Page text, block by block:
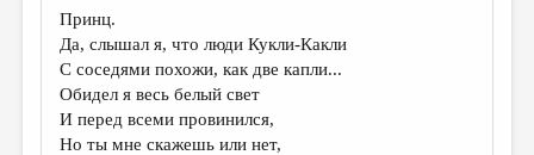
Принц.
Да, слышал я, что люди Кукли-Какли
С соседями похожи, как две капли...
Обидел я весь белый свет
И перед всеми провинился,
Но ты мне скажешь или нет,